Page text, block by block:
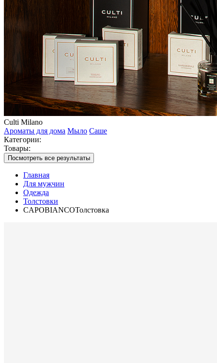
Culti Milano
Ароматы для дома Мыло Саше
Категории:
Товары:
Посмотреть все результаты
Главная
Для мужчин
Одежда
Толстовки
CAPOBIANCOТолстовка